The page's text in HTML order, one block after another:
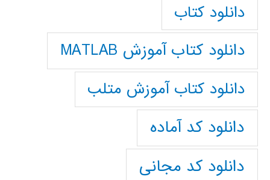
دانلود کتاب
دانلود کتاب آموزش MATLAB
دانلود کتاب آموزش متلب
دانلود کد آماده
دانلود کد مجانی